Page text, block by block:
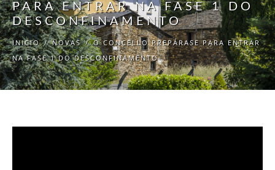
PARA ENTRAR NA FASE 1 DO
DESCONFINAMENTO
INICIO / NOVAS / O CONCELLO PREPÁRASE PARA ENTRAR
NA FASE 1 DO DESCONFINAMENTO